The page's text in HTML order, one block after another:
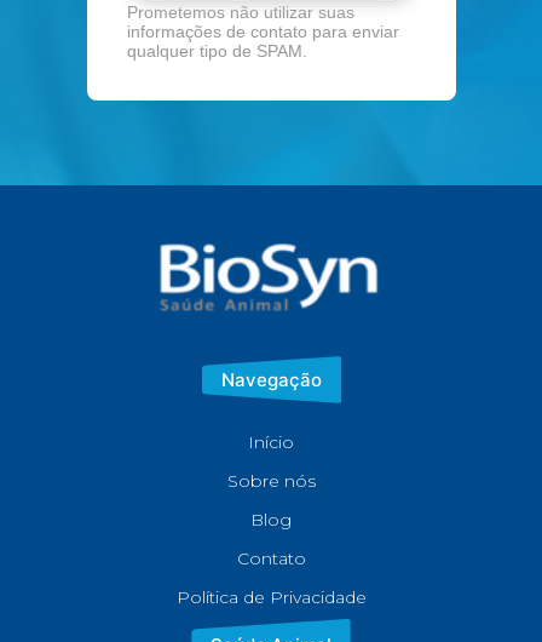
Prometemos não utilizar suas
informações de contato para enviar
qualquer tipo de SPAM.
Navegação
Início
Sobre nós
Blog
Contato
Política de Privacidade